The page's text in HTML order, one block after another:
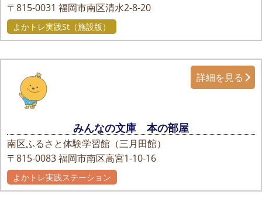
〒815-0031 福岡市南区清水2-8-20
よかトレ実践St（施設版）
みんなの文庫 本の部屋
南区ふるさと体験学習館（三月田館）
〒815-0083福岡市南区高宮1-10-16
詳細を見る
よかトレ実践ステーション